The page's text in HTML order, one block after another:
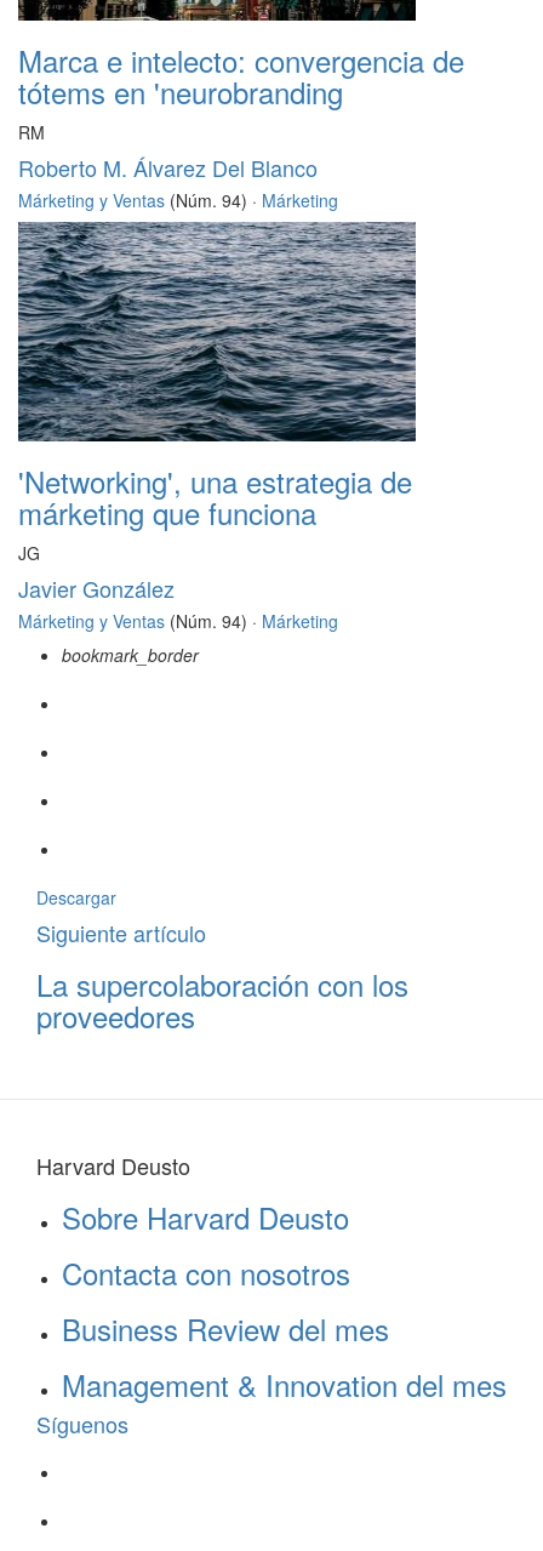
Marca e intelecto: convergencia de
tótems en 'neurobranding
RM
Roberto M. Álvarez Del Blanco
Márketing y Ventas (Núm. 94) · Márketing
'Networking', una estrategia de
márketing que funciona
JG
Javier González
Márketing y Ventas (Núm. 94) · Márketing
bookmark_border
Descargar
Siguiente artículo
La supercolaboración con los
proveedores
Harvard Deusto
Sobre Harvard Deusto
Contacta con nosotros
Business Review del mes
Management & Innovation del mes
Síguenos